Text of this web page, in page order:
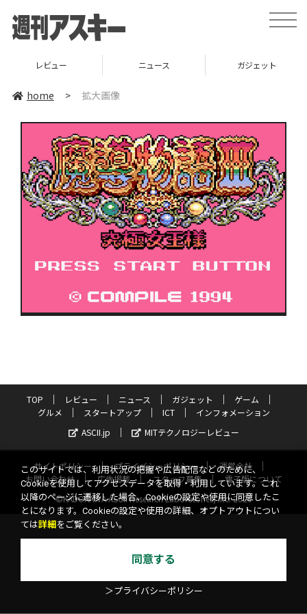
toggle
レビュー ニュース ガジェット
home > 拡大画像
TOP レビュー ニュース ガジェット
ゲーム
グルメ
スタートアップ ICT
インフォメーション
ASCII.jp
MITテクノロジーレビュー
サイトポリシー プライバシーポリシー
運営会社
お問い合わせ
広告掲載 スタッフ募集
電子版について
©KADOKAWA ASCII Research Laboratories, Inc. 2026
このサイトでは、利用状況の把握や広告配信などのために、
Cookieを使用してアクセスデータを取得・利用しています。これ
以降のページに遷移した場合、Cookieの設定や使用に同意したこ
とになります。Cookieの設定や使用の詳細、オプトアウトについ
ては詳細 をご覧ください。
同意する
＞プライバシーポリシー